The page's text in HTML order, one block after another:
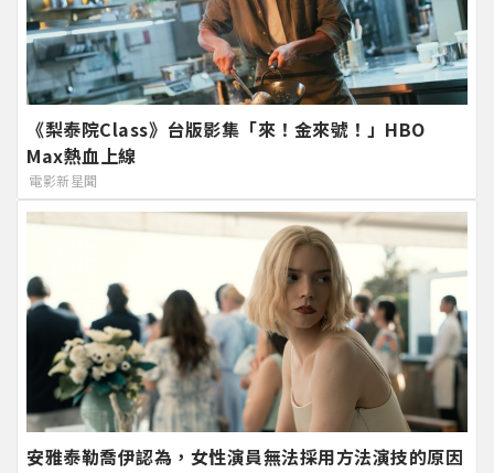
《梨泰院Class》台版影集「來！金來號！」HBO
Max熱血上線
電影新星聞
安雅泰勒喬伊認為，女性演員無法採用方法演技的原因